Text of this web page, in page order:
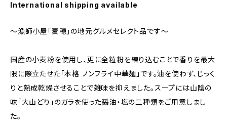
International shipping available
～漁師小屋「麦穂」の地元グルメセレクト品です～
国産の小麦粉を使用し、更に全粒粉を練り込むことで香りを最大
限に際立たせた「本格 ノンフライ中華麺」です。油を使わず、じっく
りと熟成乾燥させることで雑味を抑えました。スープには山陰の
味「大山どり」のガラを使った醤油・塩の二種類をご用意しまし
た。